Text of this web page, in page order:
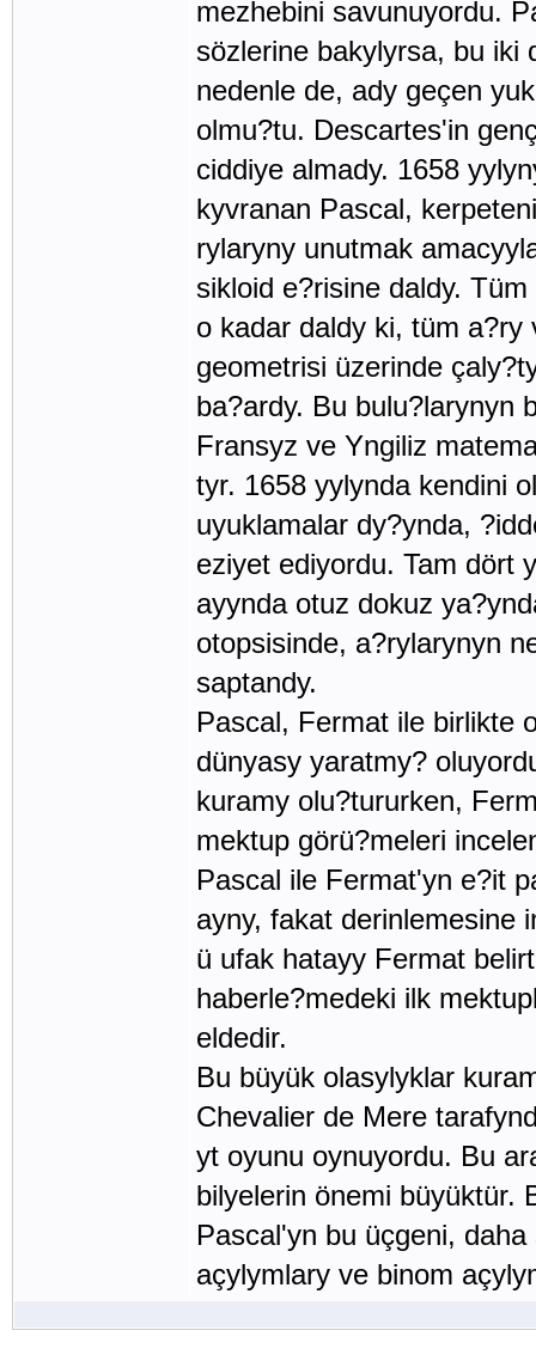
mezhebini savunuyordu.
sözlerine bakylyrsa, bu iki
nedenle de, ady geçen
olmu?tu. Descartes'in
ciddiye almady. 1658
kyvranan Pascal,
rylaryny unutmak
sikloid e?risine daldy.
o kadar daldy ki, tüm a?ry
geometrisi üzerinde
ba?ardy. Bu bulu?larynyn
Fransyz ve Yngiliz
tyr. 1658 yylynda kendini
uyuklamalar dy?ynda,
eziyet ediyordu. Tam dört
ayynda otuz dokuz
otopsisinde, a?rylarynyn
saptandy.
Pascal, Fermat ile birlikte
dünyasy yaratmy?
kuramy olu?tururken,
mektup görü?meleri
Pascal ile Fermat'yn e?it
ayny, fakat derinlemesine
ü ufak hatayy Fermat
haberle?medeki ilk
eldedir.
Bu büyük olasylyklar
Chevalier de Mere
yt oyunu oynuyordu. Bu
bilyelerin önemi büyüktür.
Pascal'yn bu üçgeni,
açylymlary ve binom